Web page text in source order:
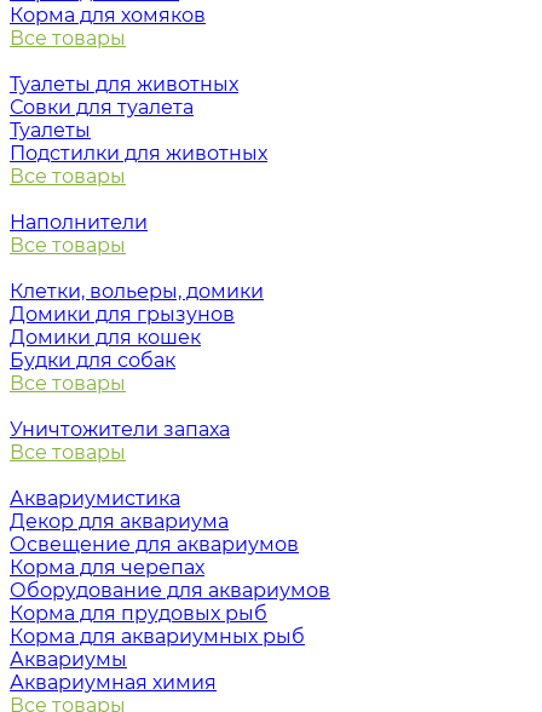
Корма для хомяков
Все товары
Туалеты для животных
Совки для туалета
Туалеты
Подстилки для животных
Все товары
Наполнители
Все товары
Клетки, вольеры, домики
Домики для грызунов
Домики для кошек
Будки для собак
Все товары
Уничтожители запаха
Все товары
Аквариумистика
Декор для аквариума
Освещение для аквариумов
Корма для черепах
Оборудование для аквариумов
Корма для прудовых рыб
Корма для аквариумных рыб
Аквариумы
Аквариумная химия
Все товары